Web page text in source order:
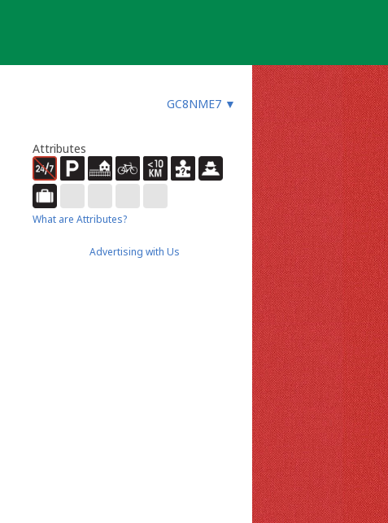
GC8NME7 ▼
Attributes
What are Attributes?
Advertising with Us